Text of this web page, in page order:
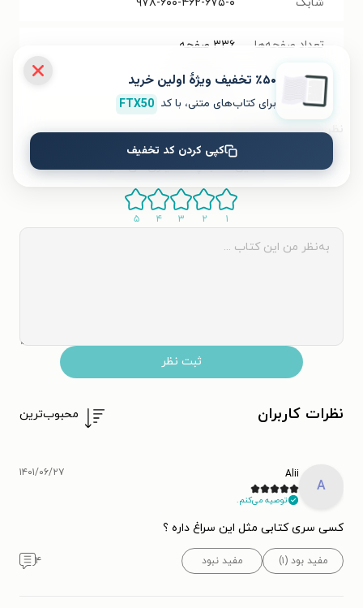
تعداد صفحه‌ها ۳۳۶ صفحه
قیمت کتاب ۱۹۹۰۰۰ تومان
نظر شما دربارهٔ این کتاب
به این کتاب چه امتیازی می‌دهید؟
۱ ۲ ۳ ۴ ۵
ثبت نظر
نظرات کاربران محبوب‌ترین
A
Alii
توصیه می‌کنم.
۱۴۰۱/۰۶/۲۷
کسی سری کتابی مثل این سراغ داره ؟
مفید بود (۱) مفید نبود ۴
٪۵۰ تخفیف ویژۀ اولین خرید
برای کتاب‌های متنی، با کد FTX50
کپی کردن کد تخفیف